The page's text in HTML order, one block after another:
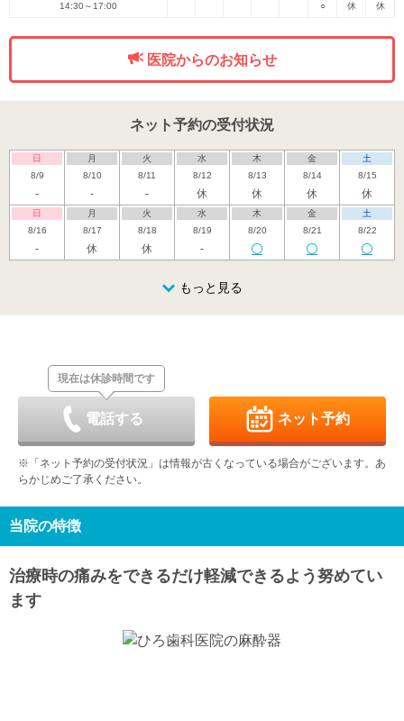
14:30～17:00 ○ 休 休
医院からのお知らせ
ネット予約の受付状況
日
8/9
-
月
8/10
-
火
8/11
-
水
8/12
休
木
8/13
休
金
8/14
休
土
8/15
休
日
8/16
-
月
8/17
休
火
8/18
休
水
8/19
-
木
8/20
金
8/21
土
8/22
8/26
9/6
月
9/7
火
9/8
9/10
9/11
9/12
休
木
日
9/20
休
月
9/21
9/22
9/23
9/24
9/25
9/26
休
もっと見る
現在は休診時間です
電話する ネット予約
※「ネット予約の受付状況」は情報が古くなっている場合がございます。あ
らかじめご了承ください。
当院の特徴
治療時の痛みをできるだけ軽減できるよう努めてい
ます